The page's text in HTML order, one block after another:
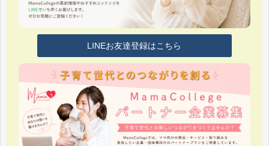
LINEお友達登録はこちら